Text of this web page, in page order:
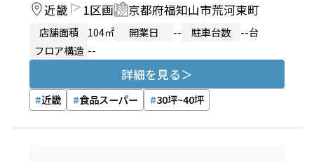
近畿 1区画 京都府福知山市荒河東町
店舗面積 104㎡ 開業日 -- 駐車台数
--台
フロア構造 --
詳細を見る
近畿 食品スーパー 30坪~40坪